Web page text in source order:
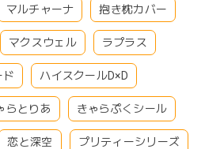
マルチャーナ 抱き枕カバー
マクスウェル ラプラス
ド ハイスクールD×D
らとりあ きゃらぷくシール
恋と深空 プリティーシリーズ